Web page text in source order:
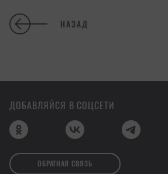
НАЗАД
ДОБАВЛЯЙСЯ В СОЦСЕТИ
ОБРАТНАЯ СВЯЗЬ